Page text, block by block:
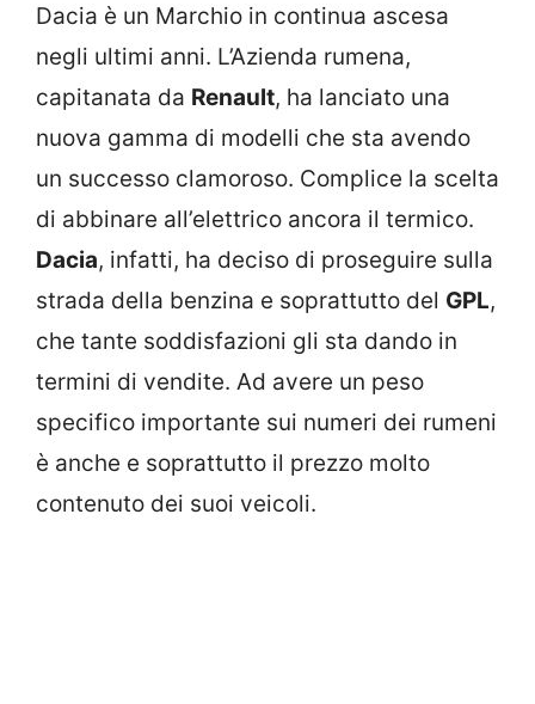
Dacia è un Marchio in continua ascesa
negli ultimi anni. L’Azienda rumena,
capitanata da Renault, ha lanciato una
nuova gamma di modelli che sta avendo
un successo clamoroso. Complice la scelta
di abbinare all’elettrico ancora il termico.
Dacia, infatti, ha deciso di proseguire sulla
strada della benzina e soprattutto del GPL,
che tante soddisfazioni gli sta dando in
termini di vendite. Ad avere un peso
specifico importante sui numeri dei rumeni
è anche e soprattutto il prezzo molto
contenuto dei suoi veicoli.